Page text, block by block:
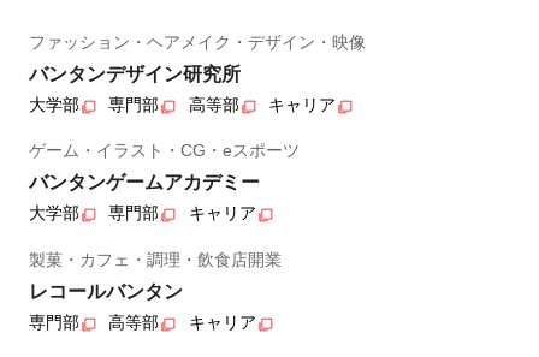
ファッション・ヘアメイク・デザイン・映像
バンタンデザイン研究所
大学部 専門部 高等部 キャリア
ゲーム・イラスト・CG・eスポーツ
バンタンゲームアカデミー
大学部 専門部 キャリア
製菓・カフェ・調理・飲食店開業
レコールバンタン
専門部 高等部 キャリア